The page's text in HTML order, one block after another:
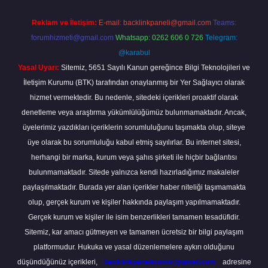
Reklam ve İletişim: E-mail: backlinkpaneli@gmail.com Teams:
forumhizmeti@gmail.com Whatsapp: 0262 606 0 726 Telegram:
@karabul
Yasal Uyarı: Sitemiz, 5651 Sayılı Kanun gereğince Bilgi Teknolojileri ve
İletişim Kurumu (BTK) tarafından onaylanmış bir Yer Sağlayıcı olarak
hizmet vermektedir. Bu nedenle, sitedeki içerikleri proaktif olarak
denetleme veya araştırma yükümlülüğümüz bulunmamaktadır. Ancak,
üyelerimiz yazdıkları içeriklerin sorumluluğunu taşımakta olup, siteye
üye olarak bu sorumluluğu kabul etmiş sayılırlar. Bu internet sitesi,
herhangi bir marka, kurum veya şahıs şirketi ile hiçbir bağlantısı
bulunmamaktadır. Sitede yalnızca kendi hazırladığımız makaleler
paylaşılmaktadır. Burada yer alan içerikler haber niteliği taşımamakta
olup, gerçek kurum ve kişiler hakkında paylaşım yapılmamaktadır.
Gerçek kurum ve kişiler ile isim benzerlikleri tamamen tesadüfidir.
Sitemiz, kar amacı gütmeyen ve tamamen ücretsiz bir bilgi paylaşım
platformudur. Hukuka ve yasal düzenlemelere aykırı olduğunu
düşündüğünüz içerikleri,
backlinkpanelicomtr@gmail.com adresine